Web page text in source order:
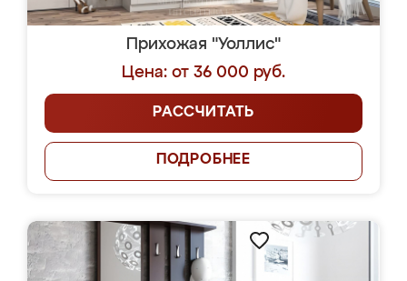
Прихожая "Уоллис"
Цена: от 36 000 руб.
РАССЧИТАТЬ
ПОДРОБНЕЕ